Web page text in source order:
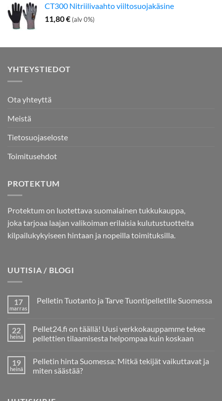
25,60 €
CT300 Nitriilivaahto viiltosuojakäsine
11,80€ (alv 0%)
YHTEYSTIEDOT
Ota yhteyttä
Meistä
Tietosuojaseloste
Toimitusehdot
PROTEKTUM
Protektum on luotettava suomalainen tukkukauppa,
joka tarjoaa laajan valikoiman erilaisia kulutustuotteita
kilpailukykyiseen hintaan ja nopeilla toimituksilla.
UUTISIA / BLOGI
17
marras
Pelletin Tuotanto ja Tarve Tuontipelletille Suomessa
Pelletin
Tuotanto
ja
Suomessa
22
heinä
Pellet24.fi on täällä! Uusi verkkokauppamme tekee
pellettien tilaamisesta helpompaa kuin koskaan
artikkeliin
Pellet24.fi
on
19
heinä
Pelletin hinta Suomessa: Mitkä tekijät vaikuttavat ja
miten säästää?